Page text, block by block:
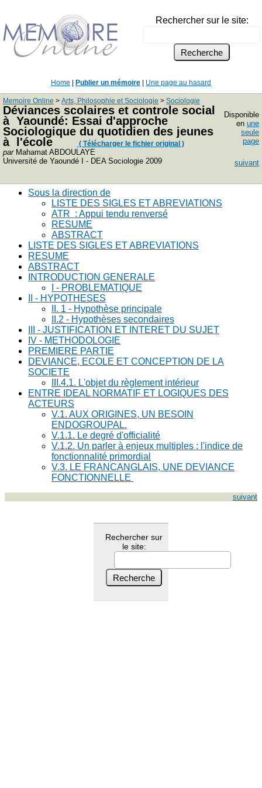
Rechercher sur le site:
Home Publier un mémoire Une page au hasard
Memoire Online > Arts, Philosophie et Sociologie > Sociologie
Déviances scolaires et controle social
à Yaoundé: Essai d'approche
Sociologique du quotidien des jeunes
à l'école
( Télécharger le fichier original )
parMahamat ABDOULAYE
Université de Yaoundé I - DEA Sociologie 2009
Disponible
en une
seule
page
suivant
Sous la direction de
LISTE DES SIGLES ET ABREVIATIONS
ATR : Appui tendu renversé
RESUME
ABSTRACT
LISTE DES SIGLES ET ABREVIATIONS
RESUME
ABSTRACT
INTRODUCTION GENERALE
I - PROBLEMATIQUE
II - HYPOTHESES
II. 1 - Hypothèse principale
II.2 - Hypothèses secondaires
III - JUSTIFICATION ET INTERET DU SUJET
IV - METHODOLOGIE
PREMIERE PARTIE
DEVIANCE, ECOLE ET CONCEPTION DE LA
SOCIETE
III.4.1. L'objet du règlement intérieur
ENTRE IDEAL NORMATIF ET LOGIQUES DES
ACTEURS
V.1. AUX ORIGINES, UN BESOIN
ENDOGROUPAL.
V.1.1. Le degré d'officialité
V.1.2. Un parler à enjeux multiples : l'indice de
fonctionnalité primordial
V.3. LE FRANCANGLAIS, UNE DEVIANCE
FONCTIONNELLE
suivant
Rechercher sur
le site: